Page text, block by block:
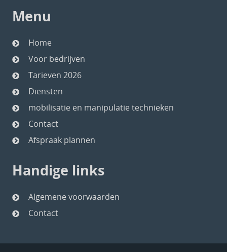
Menu
Home
Voor bedrijven
Tarieven 2026
Diensten
mobilisatie en manipulatie technieken
Contact
Afspraak plannen
Handige links
Algemene voorwaarden
Contact